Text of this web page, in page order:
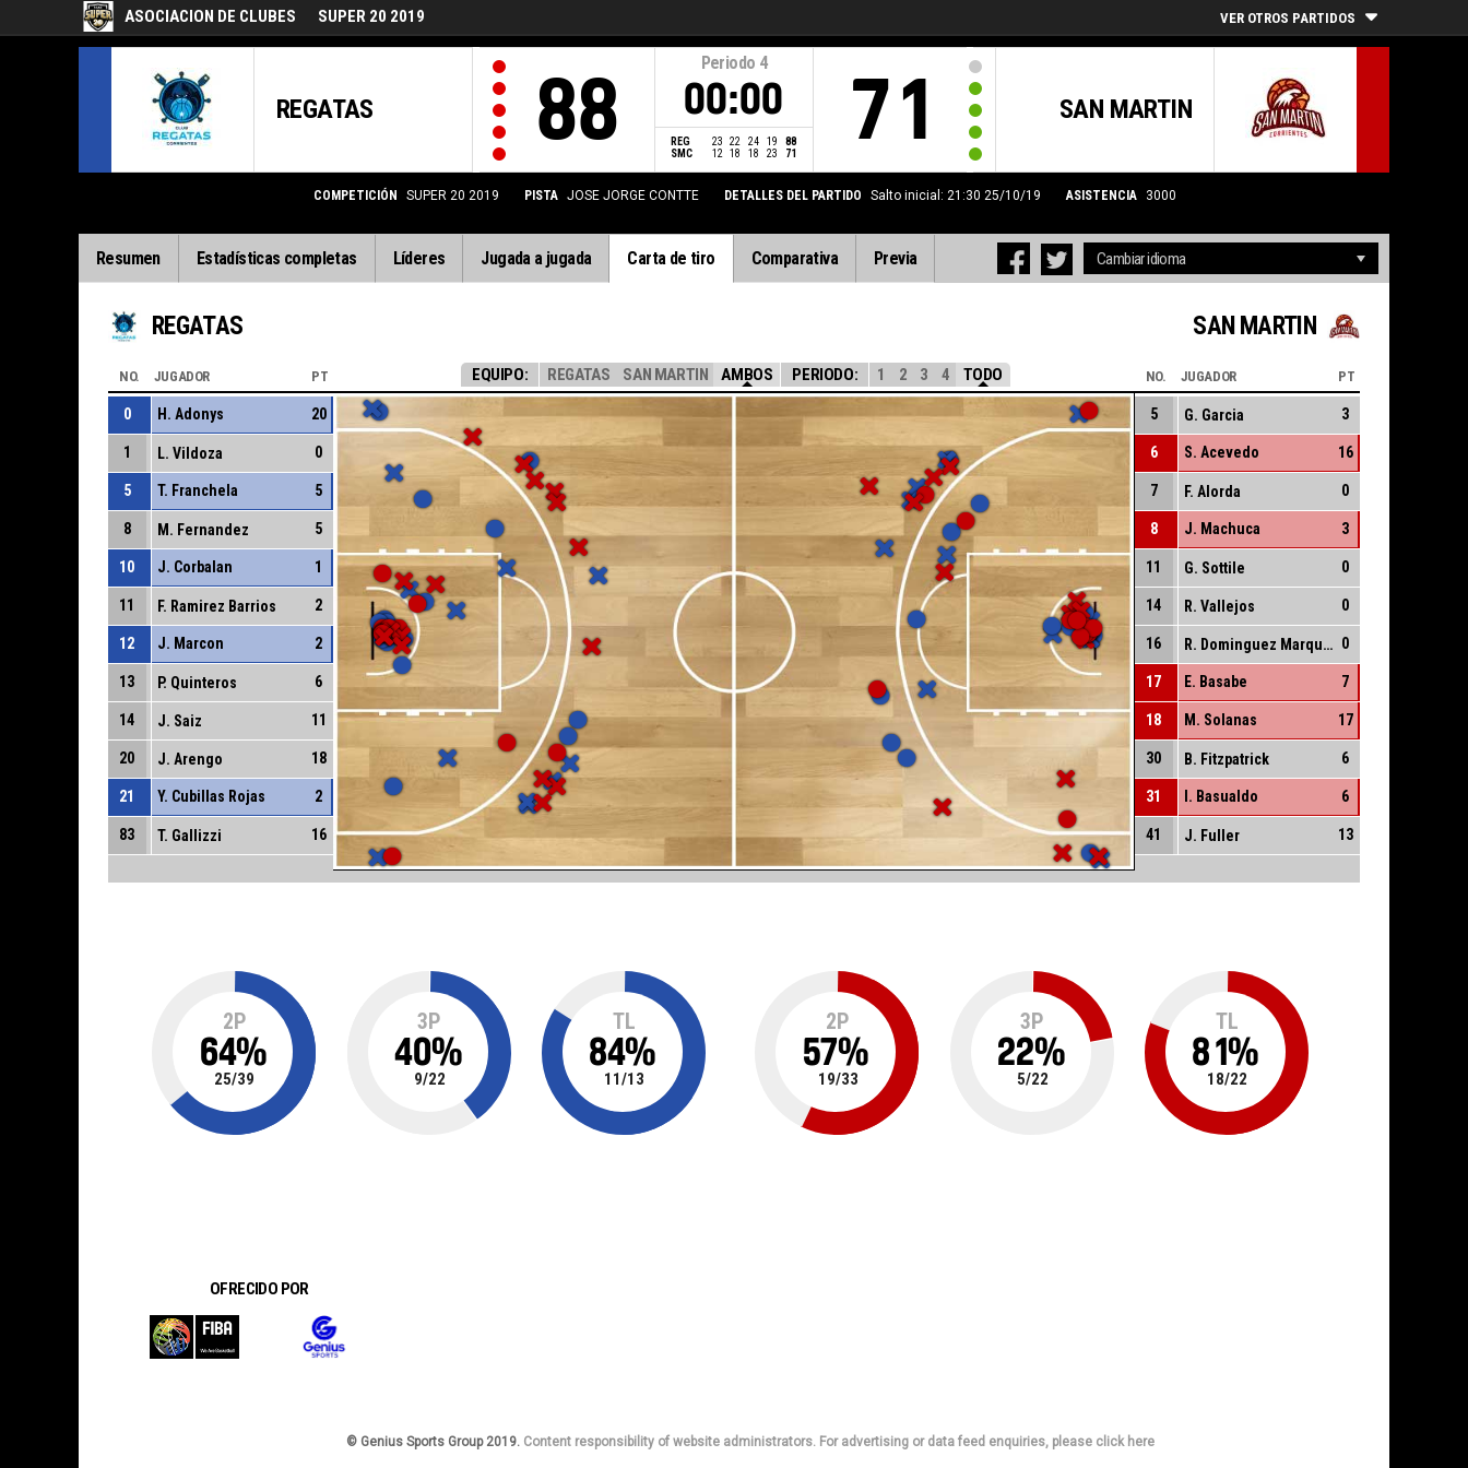
ASOCIACION DE CLUBES SUPER 20 2019 VER OTROS PARTIDOS
REGATAS 88
Periodo 4
00:00
REG 23 22 24 19
88
SMC
12 18 18 23 71
SAN MARTIN
71
COMPETICIÓN SUPER 20 2019 PISTA JOSE JORGE CONTTE DETALLES DEL PARTIDO Salto inicial: 21:30 25/10/19 ASISTENCIA 3000
Resumen Estadísticas completas Líderes Jugada a jugada Carta de tiro Comparativa Previa
REGATAS SAN MARTIN
EQUIPO: REGATAS SAN MARTIN AMBOS PERIODO: 1 2 3 4 TODO
NO. JUGADOR PT
0 H. Adonys 20
1 L. Vildoza 0
5 T. Franchela 5
8 M. Fernandez 5
10 J. Corbalan 1
11 F. Ramirez Barrios 2
12 J. Marcon 2
13 P. Quinteros 6
14 J. Saiz 11
20 J. Arengo 18
21 Y. Cubillas Rojas 2
83 T. Gallizzi 16
NO. JUGADOR PT
5 G. Garcia 3
6 S. Acevedo 16
7 F. Alorda 0
8 J. Machuca 3
11 G. Sottile 0
14 R. Vallejos 0
16 R. Dominguez Marquez 0
17 E. Basabe 7
18 M. Solanas 17
30 B. Fitzpatrick 6
31 I. Basualdo 6
41 J. Fuller 13
2P
64%
25/39
3P
40%
9/22
TL
84%
11/13
2P
57%
19/33
3P
22%
5/22
TL
81%
18/22
OFRECIDO POR
© Genius Sports Group 2019. Content responsibility of website administrators. For advertising or data feed enquiries, please click here